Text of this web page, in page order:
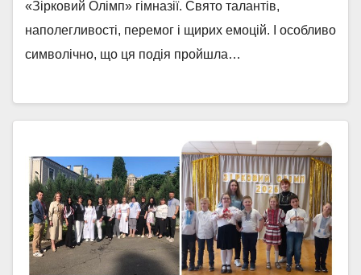
«Зірковий Олімп» гімназії. Свято талантів,
наполегливості, перемог і щирих емоцій. І особливо
символічно, що ця подія пройшла…